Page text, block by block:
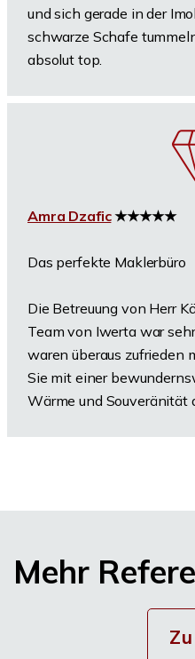
und sich gerade in der
schwarze Schafe
absolut top.
Amra Dzafic★★★★★
Das perfekte Maklerbüro
Die Betreuung von Herr
Team von Iwerta war
waren überaus zufrieden
Sie mit einer
Wärme und Souveränität
Mehr